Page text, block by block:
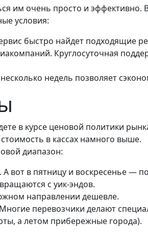
им очень просто и эффективно.
условия:
быстро найдет подходящие
Круглосуточная
недель позволяет
в курсе ценовой политики
в кассах намного выше.
диапазон:
вот в пятницу и воскресенье —
с уик-эндов.
направлении дешевле.
перевозчики делают
а летом прибережные города).